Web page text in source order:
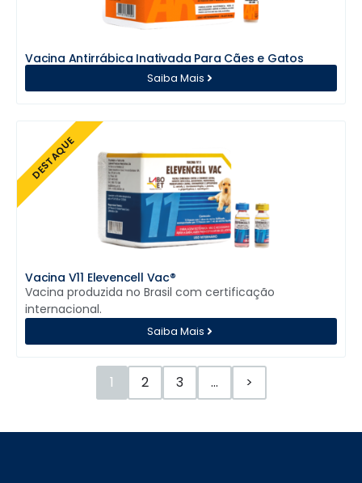
Saiba Mais
Vacina Antirrábica Inativada Para Cães e Gatos
DESTAQUE
Saiba Mais
Vacina V11 Elevencell Vac®
Vacina produzida no Brasil com certificação
internacional.
1 2 3 … >